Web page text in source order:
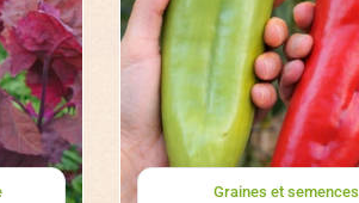
Graines et semences